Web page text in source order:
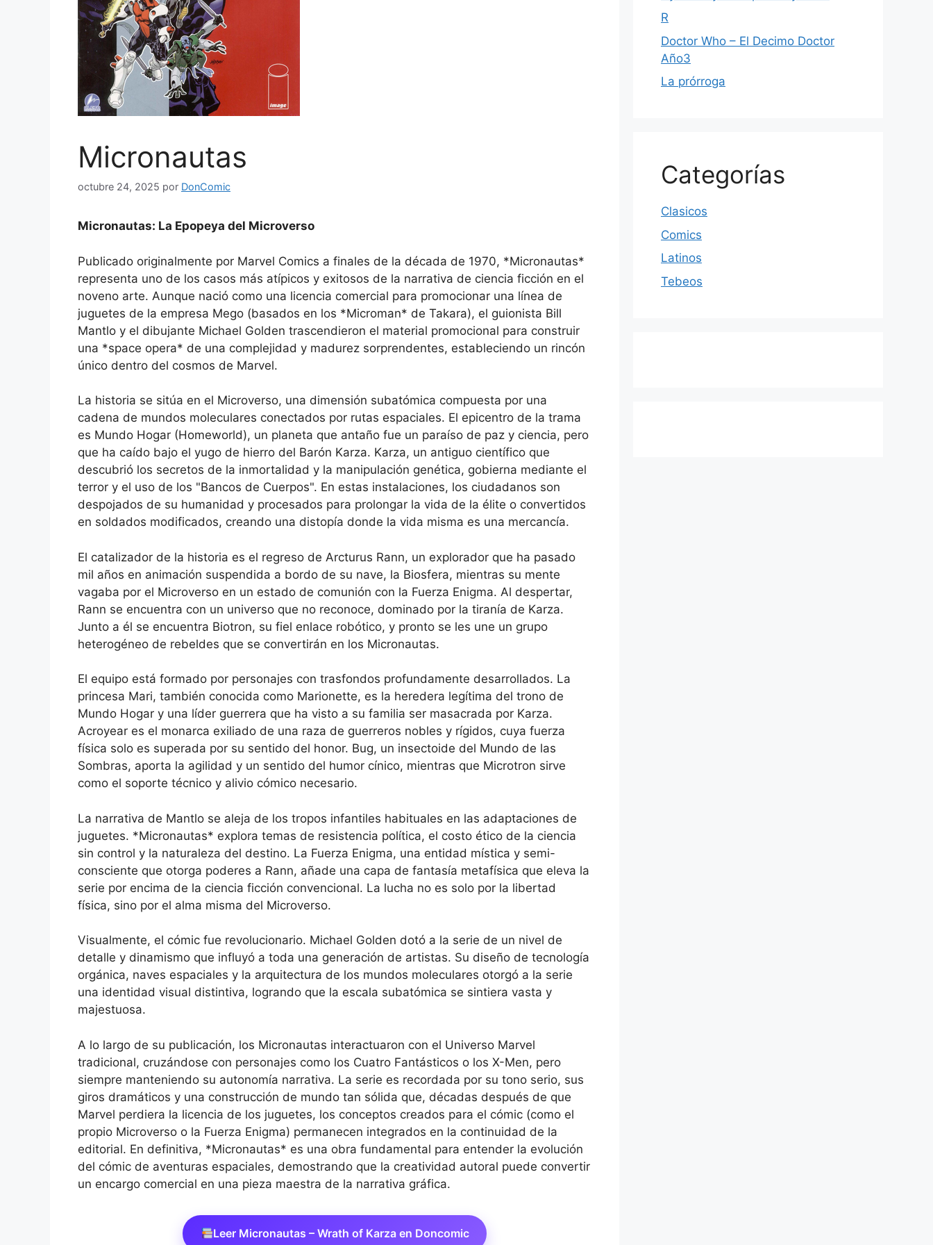
Micronautas
octubre 24, 2025 por DonComic
Micronautas: La Epopeya del Microverso
Publicado originalmente por Marvel Comics a finales de la década de 1970, *Micronautas*
representa uno de los casos más atípicos y exitosos de la narrativa de ciencia ficción en el
noveno arte. Aunque nació como una licencia comercial para promocionar una línea de
juguetes de la empresa Mego (basados en los *Microman* de Takara), el guionista Bill
Mantlo y el dibujante Michael Golden trascendieron el material promocional para construir
una *space opera* de una complejidad y madurez sorprendentes, estableciendo un rincón
único dentro del cosmos de Marvel.
La historia se sitúa en el Microverso, una dimensión subatómica compuesta por una
cadena de mundos moleculares conectados por rutas espaciales. El epicentro de la trama
es Mundo Hogar (Homeworld), un planeta que antaño fue un paraíso de paz y ciencia, pero
que ha caído bajo el yugo de hierro del Barón Karza. Karza, un antiguo científico que
descubrió los secretos de la inmortalidad y la manipulación genética, gobierna mediante el
terror y el uso de los "Bancos de Cuerpos". En estas instalaciones, los ciudadanos son
despojados de su humanidad y procesados para prolongar la vida de la élite o convertidos
en soldados modificados, creando una distopía donde la vida misma es una mercancía.
El catalizador de la historia es el regreso de Arcturus Rann, un explorador que ha pasado
mil años en animación suspendida a bordo de su nave, la Biosfera, mientras su mente
vagaba por el Microverso en un estado de comunión con la Fuerza Enigma. Al despertar,
Rann se encuentra con un universo que no reconoce, dominado por la tiranía de Karza.
Junto a él se encuentra Biotron, su fiel enlace robótico, y pronto se les une un grupo
heterogéneo de rebeldes que se convertirán en los Micronautas.
El equipo está formado por personajes con trasfondos profundamente desarrollados. La
princesa Mari, también conocida como Marionette, es la heredera legítima del trono de
Mundo Hogar y una líder guerrera que ha visto a su familia ser masacrada por Karza.
Acroyear es el monarca exiliado de una raza de guerreros nobles y rígidos, cuya fuerza
física solo es superada por su sentido del honor. Bug, un insectoide del Mundo de las
Sombras, aporta la agilidad y un sentido del humor cínico, mientras que Microtron sirve
como el soporte técnico y alivio cómico necesario.
La narrativa de Mantlo se aleja de los tropos infantiles habituales en las adaptaciones de
juguetes. *Micronautas* explora temas de resistencia política, el costo ético de la ciencia
sin control y la naturaleza del destino. La Fuerza Enigma, una entidad mística y semi-
consciente que otorga poderes a Rann, añade una capa de fantasía metafísica que eleva la
serie por encima de la ciencia ficción convencional. La lucha no es solo por la libertad
física, sino por el alma misma del Microverso.
Visualmente, el cómic fue revolucionario. Michael Golden dotó a la serie de un nivel de
detalle y dinamismo que influyó a toda una generación de artistas. Su diseño de tecnología
orgánica, naves espaciales y la arquitectura de los mundos moleculares otorgó a la serie
una identidad visual distintiva, logrando que la escala subatómica se sintiera vasta y
majestuosa.
A lo largo de su publicación, los Micronautas interactuaron con el Universo Marvel
tradicional, cruzándose con personajes como los Cuatro Fantásticos o los X-Men, pero
siempre manteniendo su autonomía narrativa. La serie es recordada por su tono serio, sus
giros dramáticos y una construcción de mundo tan sólida que, décadas después de que
Marvel perdiera la licencia de los juguetes, los conceptos creados para el cómic (como el
propio Microverso o la Fuerza Enigma) permanecen integrados en la continuidad de la
editorial. En definitiva, *Micronautas* es una obra fundamental para entender la evolución
del cómic de aventuras espaciales, demostrando que la creatividad autoral puede convertir
un encargo comercial en una pieza maestra de la narrativa gráfica.
Leer Micronautas – Wrath of Karza en Doncomic
R
Doctor Who – El Decimo Doctor
Año3
La prórroga
Categorías
Clasicos
Comics
Latinos
Tebeos